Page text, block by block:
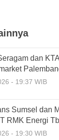
dan
- 19:37 WIB
Sumsel dan
RMK Energi
- 19:30 WIB